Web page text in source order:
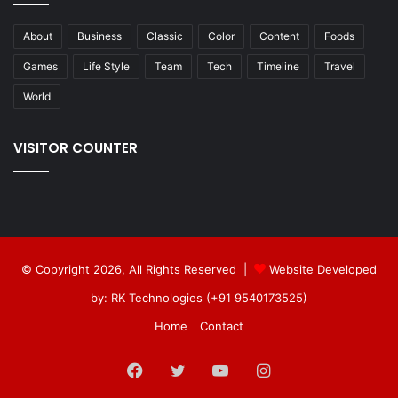
About Business Classic Color Content Foods
Games Life Style Team Tech Timeline Travel
World
VISITOR COUNTER
© Copyright 2026, All Rights Reserved |
Website Developed
by: RK Technologies (+91 9540173525)
Home
Contact
Facebook
TwitterYouTubeInstagram